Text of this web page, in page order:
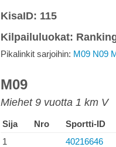
KisaID: 115
Kilpailuluokat:
Pikalinkit sarjoihin: M09 N09
M09
Miehet 9 vuotta 1 km V
Sija Nro Sportti-ID
1
40216646